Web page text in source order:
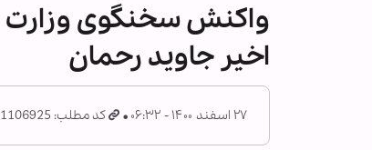
واکنش سخنگوی وزارت
اخیر جاوید رحمان
۲۷ اسفند ۱۴۰۰ - ۰۶:۳۲ کد مطلب: 1106925